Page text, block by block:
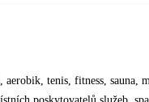
tenis, fitness, sauna,